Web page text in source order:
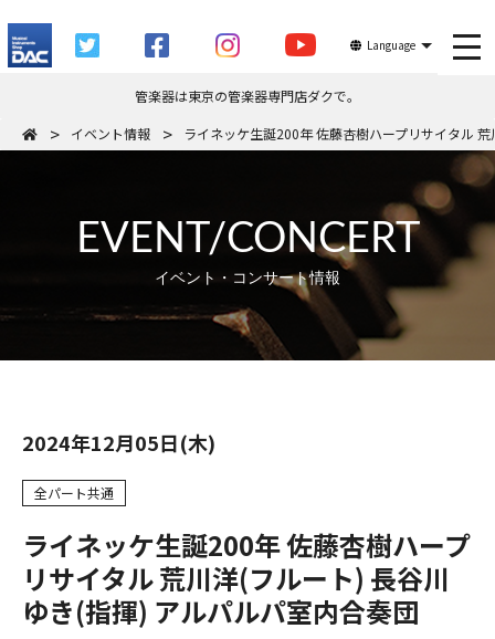
Language
管楽器は東京の管楽器専門店ダクで。
イベント情報
ライネッケ生誕200年 佐藤杏樹ハープリサイタル
EVENT/CONCERT
イベント・コンサート情報
2024年12月05日(木)
全パート共通
ライネッケ生誕200年 佐藤杏樹ハープ
リサイタル 荒川洋(フルート) 長谷川
ゆき(指揮) アルパルパ室内合奏団